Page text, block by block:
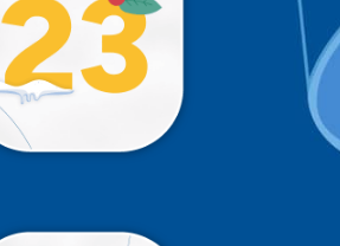
Trop tôt 😉